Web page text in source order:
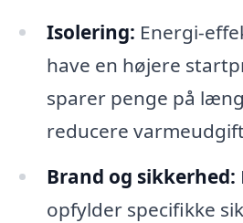
Isolering: Energi-
have en højere
sparer penge på
reducere
Brand og sikkerhed:
opfylder specifikke